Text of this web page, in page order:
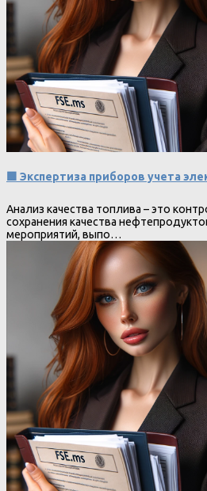
🟩 Экспертиза приборов учета
Анализ качества топлива – это
сохранения качества
мероприятий, выпо…